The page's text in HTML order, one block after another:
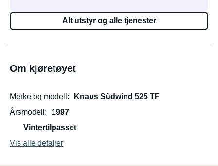
Alt utstyr og alle tjenester
Om kjøretøyet
Merke og modell
Knaus Südwind 525 TF
Årsmodell
1997
Vintertilpasset
Vis alle detaljer